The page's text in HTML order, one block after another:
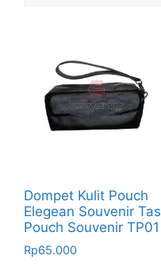
Dompet Kulit Pouch
Elegean Souvenir Tas
Pouch Souvenir TP01
Rp65.000